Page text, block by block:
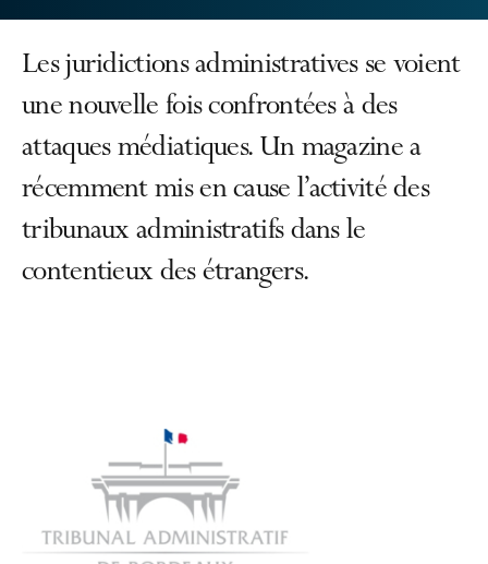
Les juridictions administratives se voient
une nouvelle fois confrontées à des
attaques médiatiques. Un magazine a
récemment mis en cause l’activité des
tribunaux administratifs dans le
contentieux des étrangers.